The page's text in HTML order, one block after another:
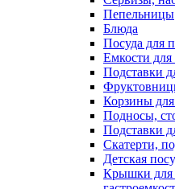
Пепельницы
Блюда
Посуда для
Емкости для
Подставки
Корзины
Подносы,
Подставки
Скатерти,
Детская
Крышки для